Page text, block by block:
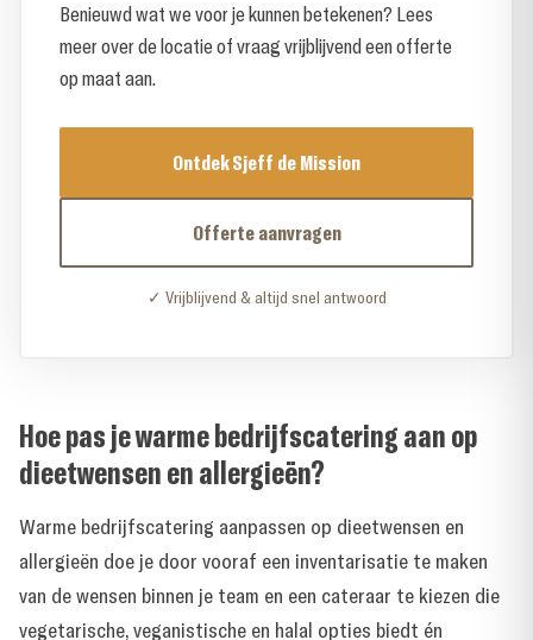
Benieuwd wat we voor je kunnen betekenen? Lees
meer over de locatie of vraag vrijblijvend een offerte
op maat aan.
Ontdek Sjeff de Mission
Offerte aanvragen
✓ Vrijblijvend & altijd snel antwoord
Hoe pas je warme bedrijfscatering aan op
dieetwensen en allergieën?
Warme bedrijfscatering aanpassen op dieetwensen en
allergieën doe je door vooraf een inventarisatie te maken
van de wensen binnen je team en een cateraar te kiezen die
vegetarische, veganistische en halal opties biedt én